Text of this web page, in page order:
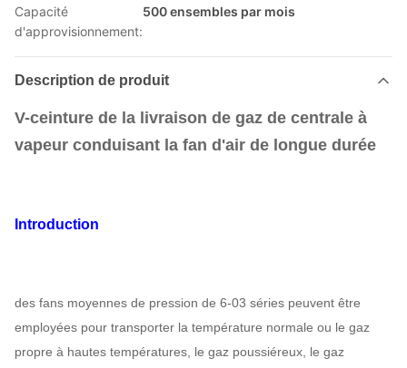
Capacité
d'approvisionnement:
500 ensembles par mois
Description de produit
V-ceinture de la livraison de gaz de centrale à
vapeur conduisant la fan d'air de longue durée
Introduction
des fans moyennes de pression de 6-03 séries peuvent être
employées pour transporter la température normale ou le gaz
propre à hautes températures, le gaz poussiéreux, le gaz